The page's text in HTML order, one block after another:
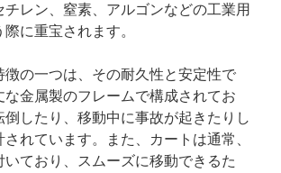
チレン、窒素、アルゴンなどの工業用
に重宝されます。
徴の一つは、その耐久性と安定性で
な金属製のフレームで構成されてお
倒したり、移動中に事故が起きたりし
れています。また、カートは通常、
いており、スムーズに移動できるた